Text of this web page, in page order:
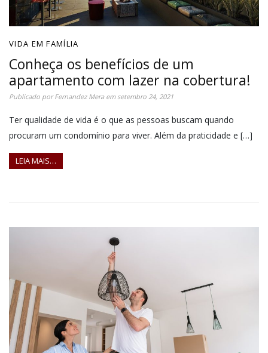
VIDA EM FAMÍLIA
Conheça os benefícios de um
apartamento com lazer na cobertura!
Publicado porFernandez Meraem setembro 24, 2021
Ter qualidade de vida é o que as pessoas buscam quando
procuram um condomínio para viver. Além da praticidade e […]
LEIA MAIS…